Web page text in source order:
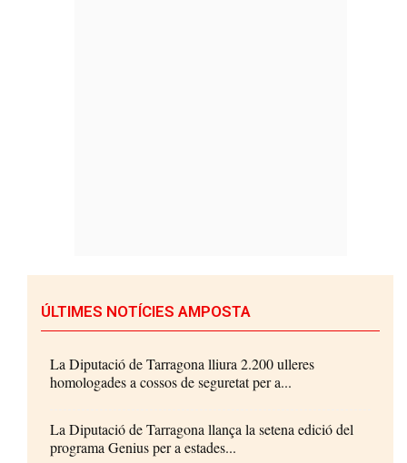
ÚLTIMES NOTÍCIES AMPOSTA
La Diputació de Tarragona lliura 2.200 ulleres
homologades a cossos de seguretat per a...
La Diputació de Tarragona llança la setena edició del
programa Genius per a estades...